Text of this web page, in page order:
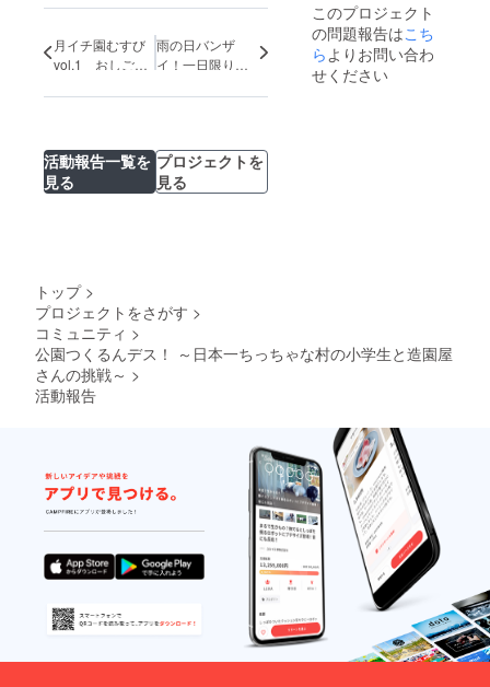
月イチ園むすび
vol.1 おしごと
日のプレゼント
雨の日バンザ
イ！一日限りの
ク！～晴れ
らせます！～
活動報告一覧を
見る
プロジェクトを
見る
このプロジェクト
の問題報告はこち
らよりお問い合わ
せください
トップ >
プロジェクトをさがす >
コミュニティ >
公園つくるんデス！ ～日本一ちっちゃな村の小学生と造園屋
さんの挑戦～ >
活動報告